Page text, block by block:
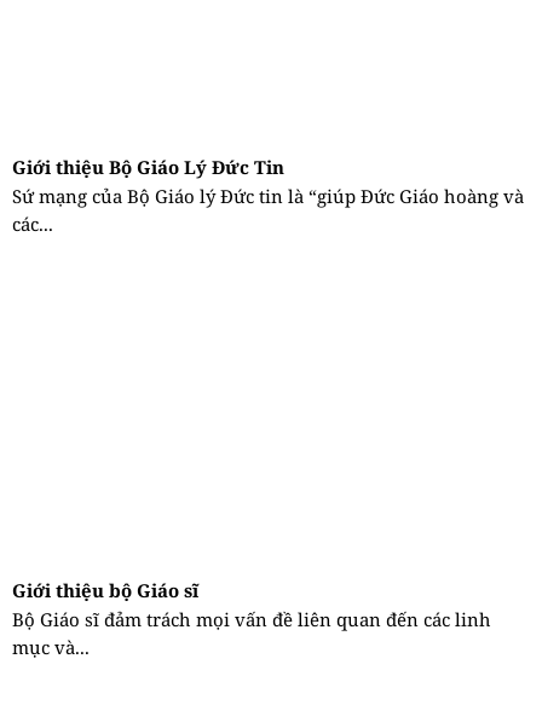
Giới thiệu Bộ Giáo Lý Đức Tin
Sứ mạng của Bộ Giáo lý Đức tin là “giúp Đức Giáo hoàng và
các...
Giới thiệu bộ Giáo sĩ
Bộ Giáo sĩ đảm trách mọi vấn đề liên quan đến các linh
mục và...